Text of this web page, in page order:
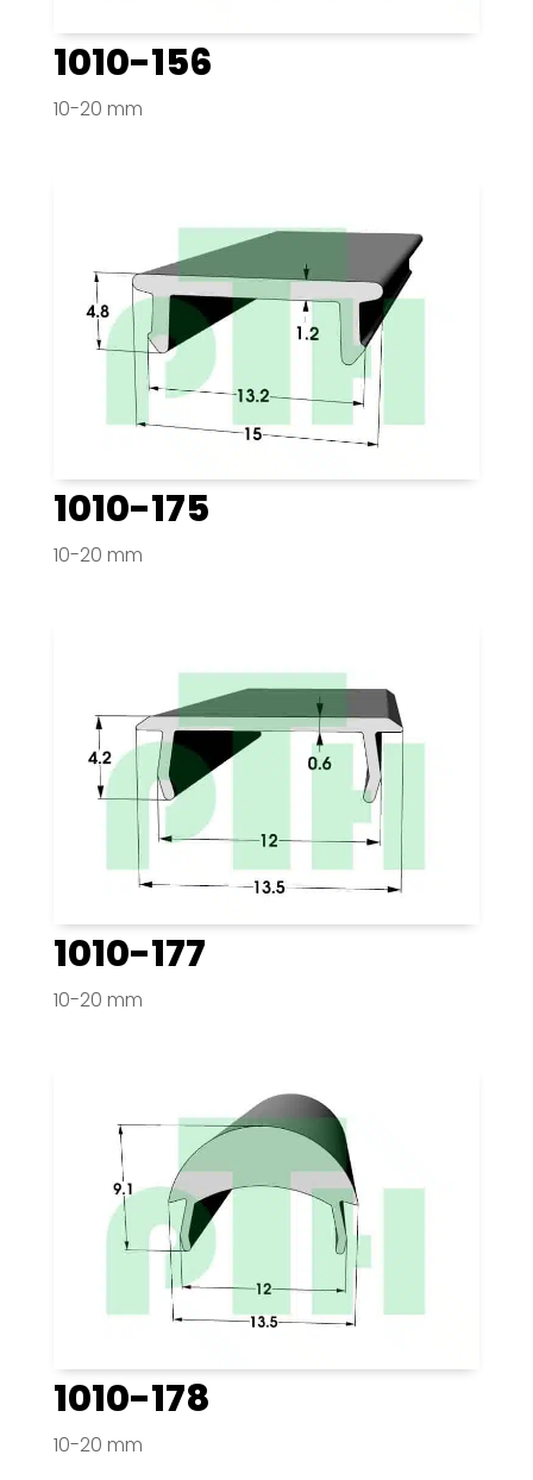
1010-156
10-20 mm
1010-175
10-20 mm
1010-177
10-20 mm
1010-178
10-20 mm